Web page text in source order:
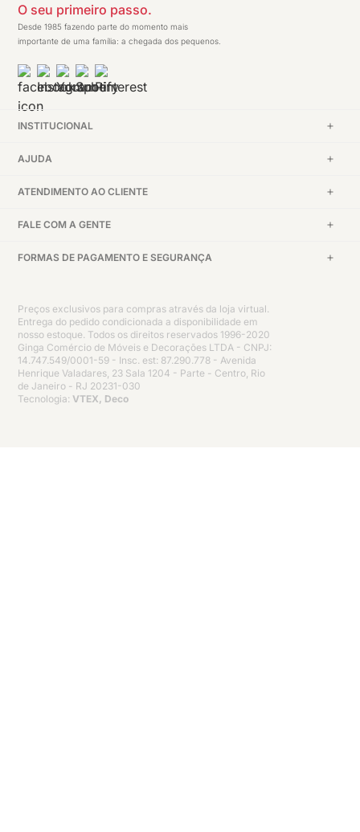
O seu primeiro passo.
Desde 1985 fazendo parte do momento mais
importante de uma família: a chegada dos pequenos.
INSTITUCIONAL
AJUDA
ATENDIMENTO AO CLIENTE
FALE COM A GENTE
FORMAS DE PAGAMENTO E SEGURANÇA
Preços exclusivos para compras através da loja virtual.
Entrega do pedido condicionada a disponibilidade em
nosso estoque. Todos os direitos reservados 1996-2020
Ginga Comércio de Móveis e Decorações LTDA - CNPJ:
14.747.549/0001-59 - Insc. est: 87.290.778 - Avenida
Henrique Valadares, 23 Sala 1204 - Parte - Centro, Rio
de Janeiro - RJ 20231-030
Tecnologia: VTEX, Deco